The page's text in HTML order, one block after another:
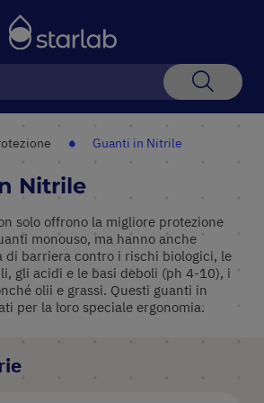
Guanti in Nitrile
Nitrile
solo offrono la migliore protezione
monouso, ma hanno anche
di barriera contro i rischi biologici, le
gli acidi e le basi deboli (ph 4-10), i
olii e grassi. Questi guanti in
per la loro speciale ergonomia.